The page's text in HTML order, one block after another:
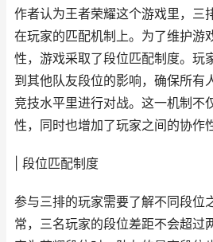
作者认为王者荣耀这个游戏里，三
在玩家的匹配机制上。为了维护游
性，游戏采取了段位匹配制度。玩
到其他队友段位的影响，确保所有
竞技水平里进行对战。这一机制不
性，同时也增加了玩家之间的协作
| 段位匹配制度
参与三排的玩家需要了解不同段位
常，三名玩家的段位差距不会超过